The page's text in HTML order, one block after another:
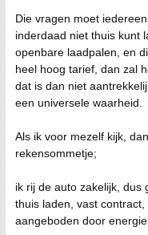
Die vragen moet
inderdaad niet thuis kunt
openbare laadpalen, en
heel hoog tarief, dan zal
dat is dan niet
een universele waarheid.
Als ik voor mezelf kijk,
rekensommetje;
ik rij de auto zakelijk, dus
thuis laden, vast
aangeboden door